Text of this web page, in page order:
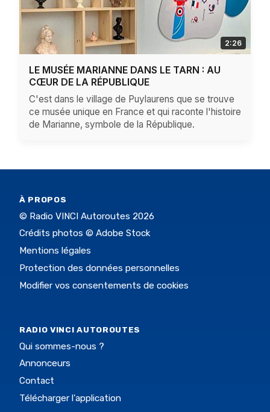
2:26
LE MUSÉE MARIANNE DANS LE TARN : AU
CŒUR DE LA RÉPUBLIQUE
C'est dans le village de Puylaurens que se trouve
ce musée unique en France et qui raconte l'histoire
de Marianne, symbole de la République.
À PROPOS
© Radio VINCI Autoroutes 2026
Crédits photos © Adobe Stock
Mentions légales
Protection des données personnelles
Modifier vos consentements de cookies
RADIO VINCI AUTOROUTES
Qui sommes-nous ?
Annonceurs
Contact
Télécharger l'application